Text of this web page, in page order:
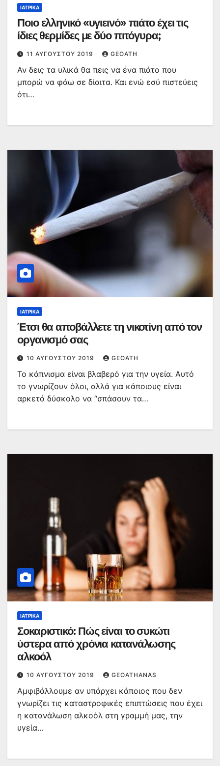
ΙΑΤΡΙΚΆ
Ποιο ελληνικό «υγιεινό» πιάτο έχει τις
ίδιες θερμίδες με δύο πιτόγυρα;
11 ΑΥΓΟΎΣΤΟΥ 2019 GEOATH
Αν δεις τα υλικά θα πεις να ένα πιάτο που
μπορώ να φάω σε δίαιτα. Και ενώ εσύ πιστεύεις
ότι…
ΙΑΤΡΙΚΆ
Έτσι θα αποβάλλετε τη νικοτίνη από τον
οργανισμό σας
10 ΑΥΓΟΎΣΤΟΥ 2019 GEOATH
Το κάπνισμα είναι βλαβερό για την υγεία. Αυτό
το γνωρίζουν όλοι, αλλά για κάποιους είναι
αρκετά δύσκολο να “σπάσουν τα…
ΙΑΤΡΙΚΆ
Σοκαριστικό: Πώς είναι το συκώτι
ύστερα από χρόνια κατανάλωσης
αλκοόλ
10 ΑΥΓΟΎΣΤΟΥ 2019 GEOATHANAS
Αμφιβάλλουμε αν υπάρχει κάποιος που δεν
γνωρίζει τις καταστροφικές επιπτώσεις που έχει
η κατανάλωση αλκοόλ στη γραμμή μας, την
υγεία…